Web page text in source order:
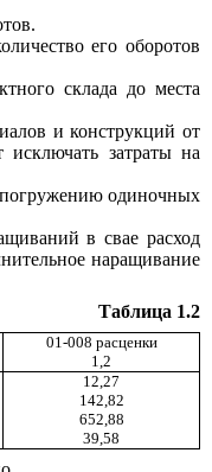
его оборотов
склада до места
и конструкций от
затраты на
одиночных
в свае расход
наращивание
Таблица 1.2
01-008 расценки
1,2
12,27
142,82
652,88
39,58